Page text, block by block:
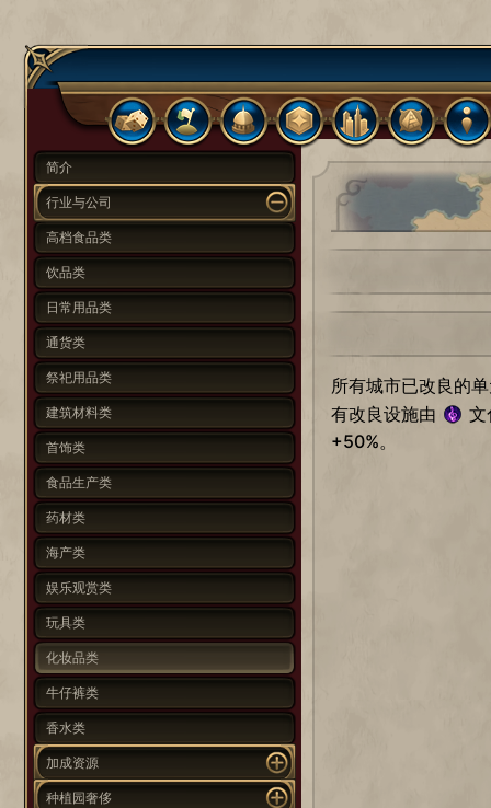
简介
行业与公司
高档食品类
饮品类
日常用品类
通货类
祭祀用品类
建筑材料类
首饰类
食品生产类
药材类
海产类
娱乐观赏类
玩具类
化妆品类
牛仔裤类
香水类
加成资源
种植园奢侈
所有城市已改良的
有改良设施由
+50%。